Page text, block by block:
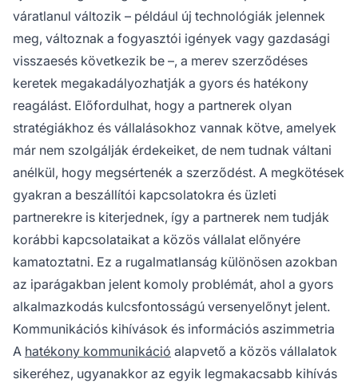
váratlanul változik – például új technológiák jelennek
meg, változnak a fogyasztói igények vagy gazdasági
visszaesés következik be –, a merev szerződéses
keretek megakadályozhatják a gyors és hatékony
reagálást. Előfordulhat, hogy a partnerek olyan
stratégiákhoz és vállalásokhoz vannak kötve, amelyek
már nem szolgálják érdekeiket, de nem tudnak váltani
anélkül, hogy megsértenék a szerződést. A megkötések
gyakran a beszállítói kapcsolatokra és üzleti
partnerekre is kiterjednek, így a partnerek nem tudják
korábbi kapcsolataikat a közös vállalat előnyére
kamatoztatni. Ez a rugalmatlanság különösen azokban
az iparágakban jelent komoly problémát, ahol a gyors
alkalmazkodás kulcsfontosságú versenyelőnyt jelent.
Kommunikációs kihívások és információs aszimmetria
A hatékony kommunikáció alapvető a közös vállalatok
sikeréhez, ugyanakkor az egyik legmakacsabb kihívás